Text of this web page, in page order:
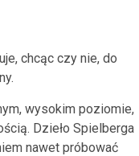
chcąc czy nie, do
wysokim poziomie,
Dzieło Spielberga
nawet próbować